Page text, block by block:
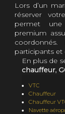
Lors d’un
réserver
permet une
premium
participants et
En plus de
chauffeur,
VTC
Chauffeur
Chauffeur
Navette